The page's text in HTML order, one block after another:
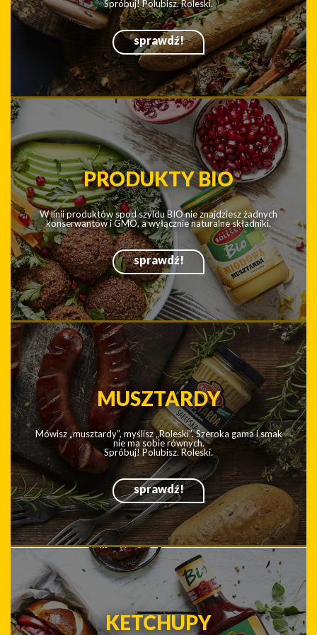
NOWOŚCI
Bez nowości kuchnia byłaby nudna. Przecież zawsze da się
coś zrobić ciekawiej, smaczniej, bardziej egzotycznie.
sprawdź!
SOSY
Mówi się, że Roleski najlepszymi sosami stoi i nie ma w tym
twierdzeniu przesady.
Spróbuj! Polubisz. Roleski.
sprawdź!
PRODUKTY BIO
W linii produktów spod szyldu BIO nie znajdziesz żadnych
konserwantów i GMO, a wyłącznie naturalne składniki.
sprawdź!